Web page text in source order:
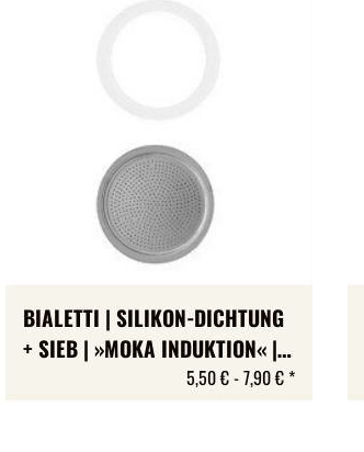
BIALETTI | SILIKON-DICHTUNG
+ SIEB | »MOKA INDUKTION« |
»ESPRESS« | »BRIKKA« |
5,50 € -7,90 € *